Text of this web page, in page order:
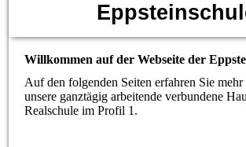
Willkommen auf der Webseite der
Auf den folgenden Seiten erfahren Sie mehr
unsere ganztägig arbeitende verbundene
Realschule im Profil 1.